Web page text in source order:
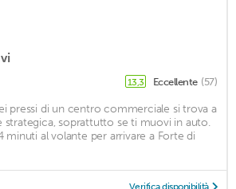
13,3 Eccellente (57)
pressi di un centro commerciale si trova a
strategica, soprattutto se ti muovi in auto.
minuti al volante per arrivare a Forte di
Verifica disponibilità